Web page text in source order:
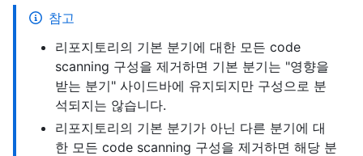
참고
리포지토리의 기본 분기에 대한 모든 code
scanning 구성을 제거하면 기본 분기는 "영향을
받는 분기" 사이드바에 유지되지만 구성으로 분
석되지는 않습니다.
리포지토리의 기본 분기가 아닌 다른 분기에 대
한 모든 code scanning 구성을 제거하면 해당 분